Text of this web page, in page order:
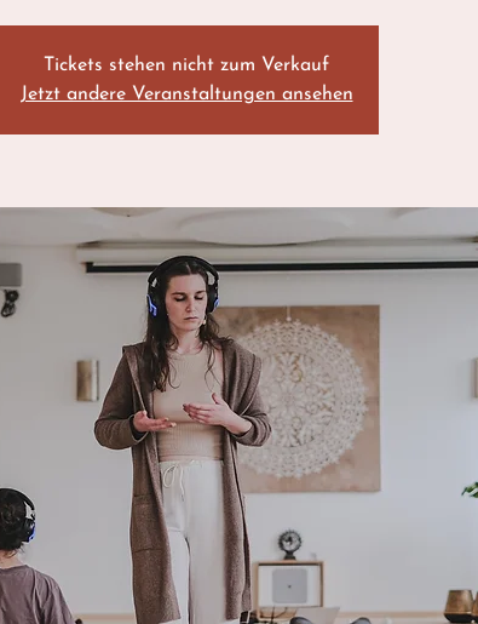
Tickets stehen nicht zum Verkauf
Jetzt andere Veranstaltungen ansehen